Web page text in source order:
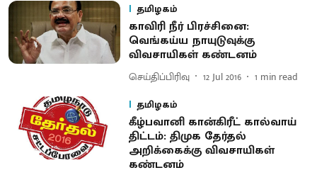
தமிழகம்
காவிரி நீர் பிரச்சினை :
வெங்கய்ய நாயுடுவுக்கு
விவசாயிகள் கண்டனம்
செய்திப்பிரிவு 12 Jul 2016 1 min read
தமிழகம்
கீழ்பவானி கான்கிரீட் கால்வாய்
திட்டம் : திமுக தேர்தல்
அறிக்கைக்கு விவசாயிகள்
கண்டனம்